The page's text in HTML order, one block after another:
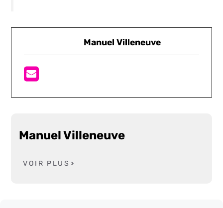
Manuel Villeneuve
Manuel Villeneuve
VOIR PLUS